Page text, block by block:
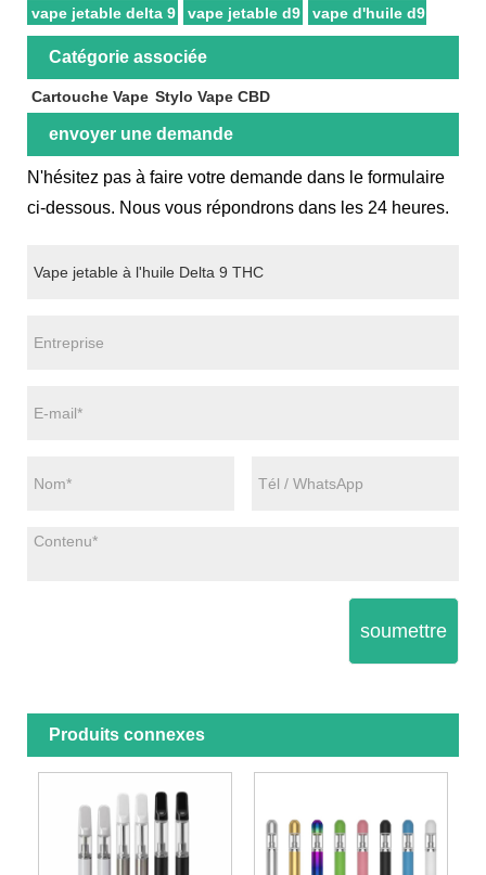
vape jetable delta 9 vape jetable d9 vape d'huile d9
Catégorie associée
Cartouche Vape Stylo Vape CBD
envoyer une demande
N'hésitez pas à faire votre demande dans le formulaire
ci-dessous. Nous vous répondrons dans les 24 heures.
soumettre
Produits connexes